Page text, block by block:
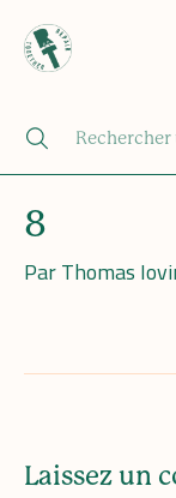
8
ParThomas
Laissez un